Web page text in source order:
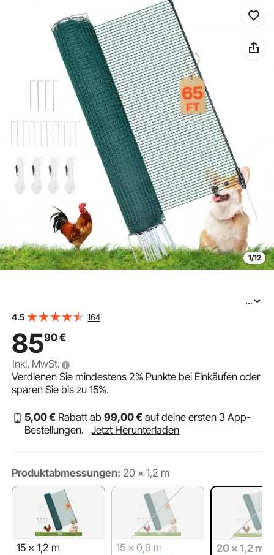
Außenbereiche
1/12
VEVOR Begrenzungszaun 20x1,2 m, Weidezaun aus PE,
Abspannseilen, Hühnerzaun, Gartenzaun, Campingzaun
...
4.5 164
8590€
Inkl. MwSt.
Verdienen Sie mindestens2% Punkte bei Einkäufen oder
sparen Sie bis zu15%.
5,00€ Rabatt ab99,00€ auf deine ersten 3 App-
Bestellungen.
Jetzt Herunterladen
Produktabmessungen: 20 × 1,2 m
15 × 1,2 m 15 × 0,9 m 20 × 1,2 m